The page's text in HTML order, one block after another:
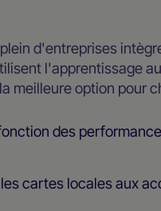
d'entreprises
l'apprentissage
meilleure option pour
des
cartes locales aux